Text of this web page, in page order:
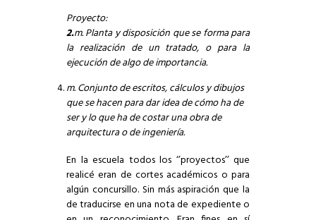
Proyecto:
2.m.Planta y disposición que se forma para
la realización de un tratado, o para la
ejecución de algo de importancia.
m.Conjunto de escritos, cálculos y dibujos
que se hacen para dar idea de cómo ha de
ser y lo que ha de costar una obra de
arquitectura o de ingeniería.
En la escuela todos los ‘’proyectos’’ que
realicé eran de cortes académicos o para
algún concursillo. Sin más aspiración que la
de traducirse en una nota de expediente o